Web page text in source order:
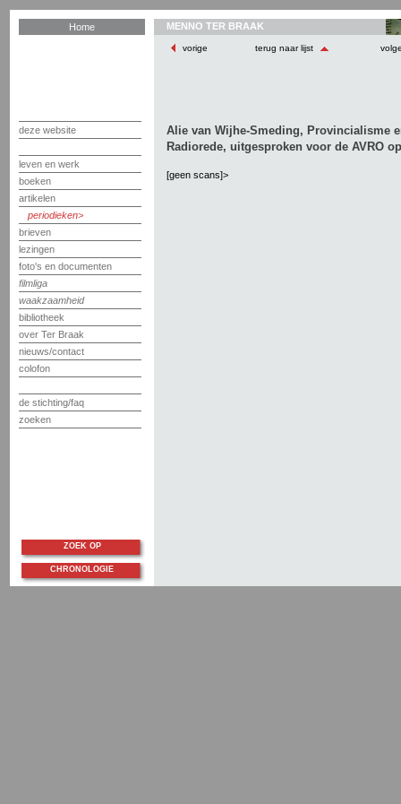
Home
deze website
leven en werk
boeken
artikelen
periodieken
brieven
lezingen
foto's en documenten
filmliga
waakzaamheid
bibliotheek
over Ter Braak
nieuws/contact
colofon
de stichting/faq
zoeken
MENNO TER BRAAK
vorige terug naar lijst
Alie van Wijhe-Smeding, Provincialisme
Radiorede, uitgesproken voor de AVRO
[geen scans]>
ZOEK OP
CHRONOLOGIE